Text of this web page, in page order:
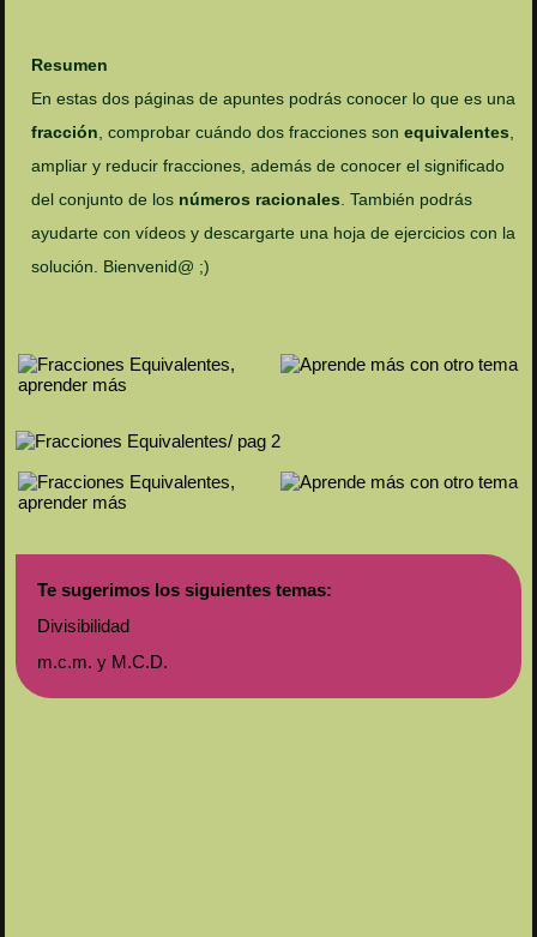
Resumen
En estas dos páginas de apuntes podrás conocer lo que es una
fracción, comprobar cuándo dos fracciones sonequivalentes,
ampliar y reducir fracciones, además de conocer el significado
del conjunto de los números racionales. También podrás
ayudarte con vídeos y descargarte una hoja de ejercicios con la
solución. Bienvenid@ ;)
Te sugerimos los siguientes temas:
Divisibilidad
m.c.m. y M.C.D.